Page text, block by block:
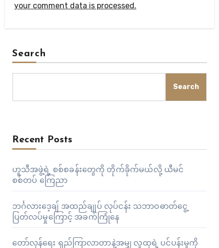
your comment data is processed.
Search
Search
Recent Posts
ဟူသီအဖွဲ့ရဲ့ စစ်စခန်းတွေကို တိုက်ခိုက်မယ်လို့ ယီမင်
စစ်တပ် ကြေညာ
ဘင်္ဂလားဒေ့ချ် အထည်ချုပ် လုပ်ငန်း သဘာဝဓာတ်ငွေ့
ပြတ်လပ်မှုကြောင့် အခက်ကြုံနေ
တော်လှန်ရေး ရှည်ကြာလာတာနဲ့အမျှ လူထုရဲ့ ပင်ပန်းမှုကို